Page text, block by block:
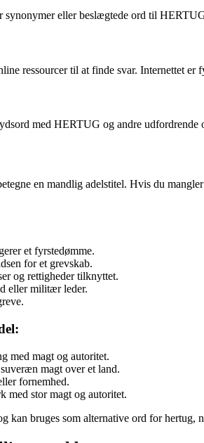
eller beslægtede ord til
ressourcer til at finde svar. Internettet
med HERTUG og andre
en mandlig adelstitel. Hvis du
et fyrstedømme.
for et grevskab.
og rettigheder tilknyttet.
eller militær leder.
med magt og autoritet.
magt over et land.
fornemhed.
med stor magt og autoritet.
kan bruges som alternative ord for hertug,